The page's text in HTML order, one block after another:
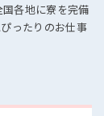
各地に寮を完備
ったりのお仕事